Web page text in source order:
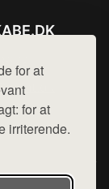
for at
for at
irriterende.
privatlivspolitik